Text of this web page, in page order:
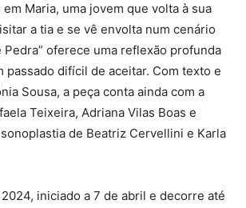
Maria, uma jovem que volta à sua
a tia e se vê envolta num cenário
Pedra” oferece uma reflexão profunda
passado difícil de aceitar. Com texto e
Sousa, a peça conta ainda com a
Teixeira, Adriana Vilas Boas e
de Beatriz Cervellini e Karla
2024, iniciado a 7 de abril e decorre até